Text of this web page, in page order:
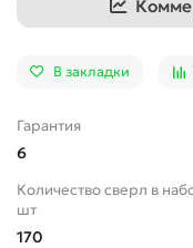
В закладки
Гарантия
6
Количество сверл в
шт
170